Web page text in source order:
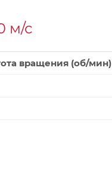
м/с
вращения (об/мин)